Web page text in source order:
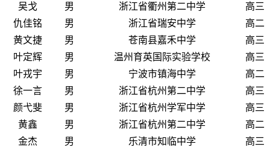
吴戈
男 浙江省衢州第二中学
高三
仇佳铭
男 浙江省瑞安中学
高二
黄文捷
男 苍南县嘉禾中学
高三
叶定辉
男 温州育英国际实验学校
高三
叶戎宇
男 宁波市镇海中学
高二
徐一言
男 浙江省杭州第二中学
高三
颜弋斐
男 浙江省杭州学军中学
高三
黄鑫
男 浙江省杭州第二中学
高二
金杰
男 乐清市知临中学
高三